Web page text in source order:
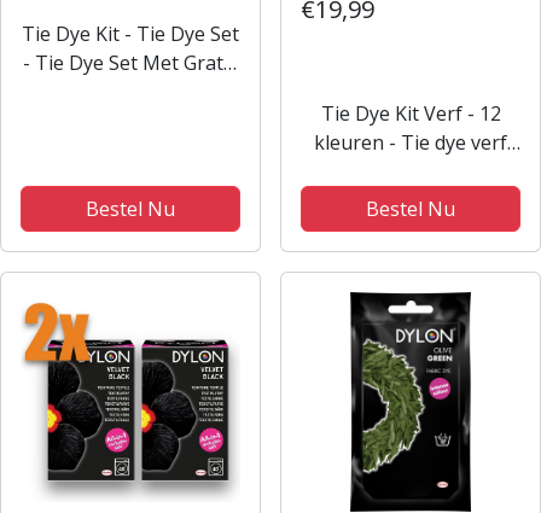
Tie Dye Kit - Tie Dye Set
- Tie Dye Set Met Gratis
kwaliteit -
Kindvriendelijk -...
Bestel Nu
€19,99
Tie Dye Kit Verf - 12
kleuren - Tie dye verf
Verf Paket -
Wasmachinetextielverf -
Tye Dye
Bestel Nu